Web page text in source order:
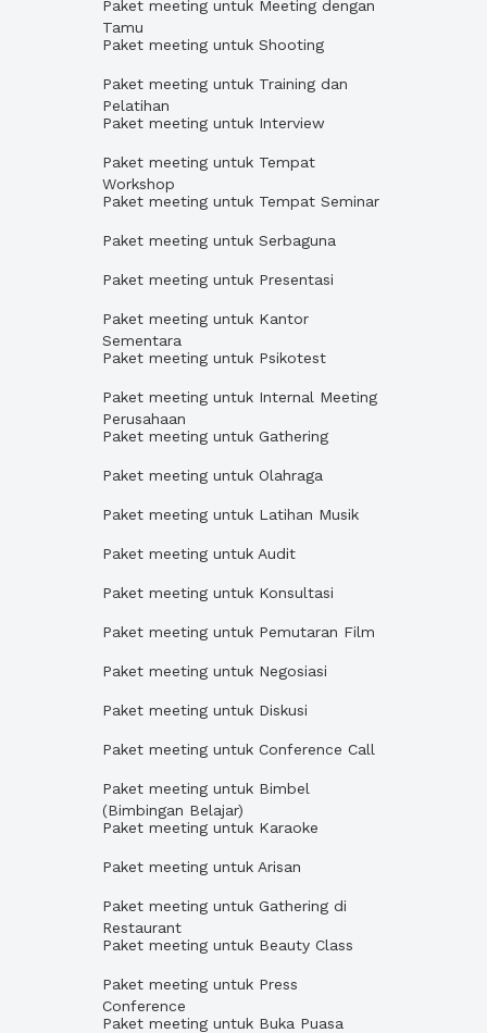
Paket meeting untuk Meeting dengan
Tamu
Paket meeting untuk Shooting
Paket meeting untuk Training dan
Pelatihan
Paket meeting untuk Interview
Paket meeting untuk Tempat
Workshop
Paket meeting untuk Tempat Seminar
Paket meeting untuk Serbaguna
Paket meeting untuk Presentasi
Paket meeting untuk Kantor
Sementara
Paket meeting untuk Psikotest
Paket meeting untuk Internal Meeting
Perusahaan
Paket meeting untuk Gathering
Paket meeting untuk Olahraga
Paket meeting untuk Latihan Musik
Paket meeting untuk Audit
Paket meeting untuk Konsultasi
Paket meeting untuk Pemutaran Film
Paket meeting untuk Negosiasi
Paket meeting untuk Diskusi
Paket meeting untuk Conference Call
Paket meeting untuk Bimbel
(Bimbingan Belajar)
Paket meeting untuk Karaoke
Paket meeting untuk Arisan
Paket meeting untuk Gathering di
Restaurant
Paket meeting untuk Beauty Class
Paket meeting untuk Press
Conference
Paket meeting untuk Buka Puasa